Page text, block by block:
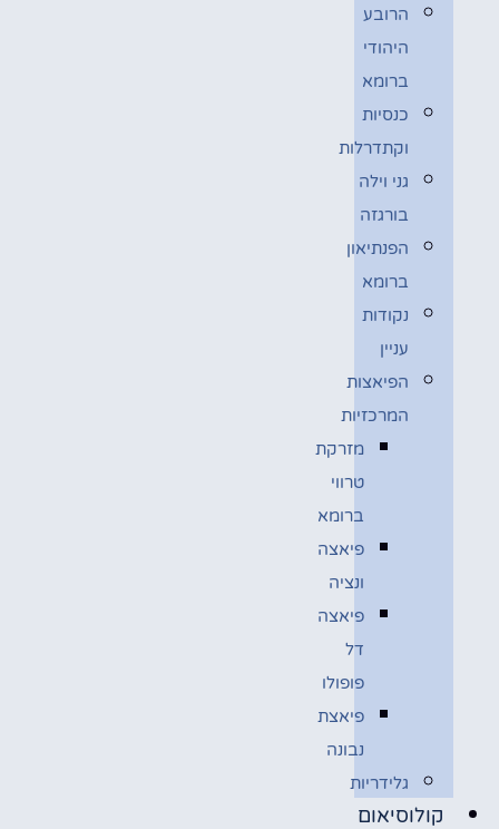
הרובע
היהודי
ברומא
כנסיות
וקתדרלות
גני וילה
בורגזה
הפנתיאון
ברומא
נקודות
עניין
הפיאצות
המרכזיות
מזרקת
טרווי
ברומא
פיאצה
ונציה
פיאצה
דל
פופולו
פיאצת
נבונה
גלידריות
קולוסיאום